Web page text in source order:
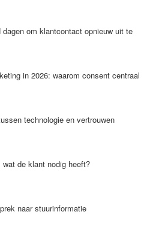
dagen om klantcontact opnieuw uit te
in 2026: waarom consent centraal
technologie en vertrouwen
wat de klant nodig heeft?
naar stuurinformatie